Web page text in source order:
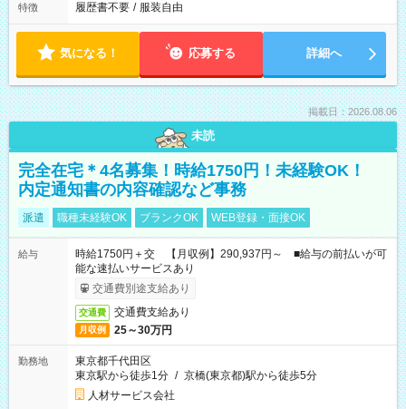
特徴 履歴書不要 / 服装自由
気になる！ 応募する 詳細へ
掲載日：2026.08.06
未読
完全在宅＊4名募集！時給1750円！未経験OK！
内定通知書の内容確認など事務
派遣 職種未経験OK ブランクOK WEB登録・面接OK
給与
時給1750円＋交 【月収例】290,937円～ ■給与の前払いが可
能な速払いサービスあり
交通費別途支給あり
交通費 交通費支給あり
月収例 25～30万円
勤務地
東京都千代田区
東京駅から徒歩1分 / 京橋(東京都)駅から徒歩5分
人材サービス会社